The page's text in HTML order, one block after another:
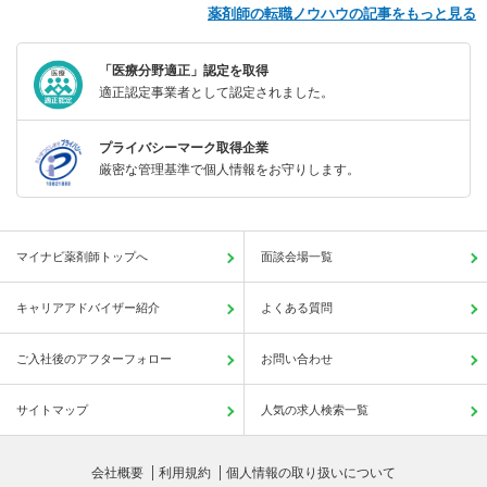
薬剤師の転職ノウハウの記事をもっと見る
「医療分野適正」認定を取得
適正認定事業者として認定されました。
プライバシーマーク取得企業
厳密な管理基準で個人情報をお守りします。
マイナビ薬剤師トップへ 面談会場一覧
キャリアアドバイザー紹介 よくある質問
ご入社後のアフターフォロー お問い合わせ
サイトマップ 人気の求人検索一覧
会社概要 利用規約 個人情報の取り扱いについて